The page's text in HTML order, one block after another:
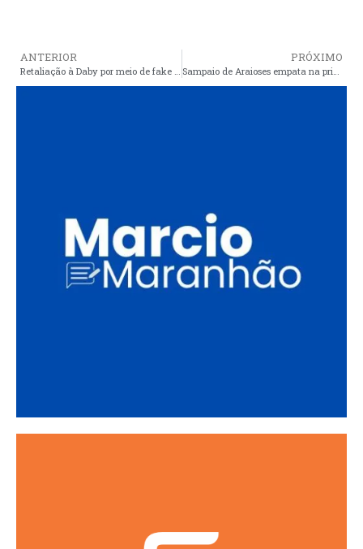
ANTERIOR PRÓXIMO